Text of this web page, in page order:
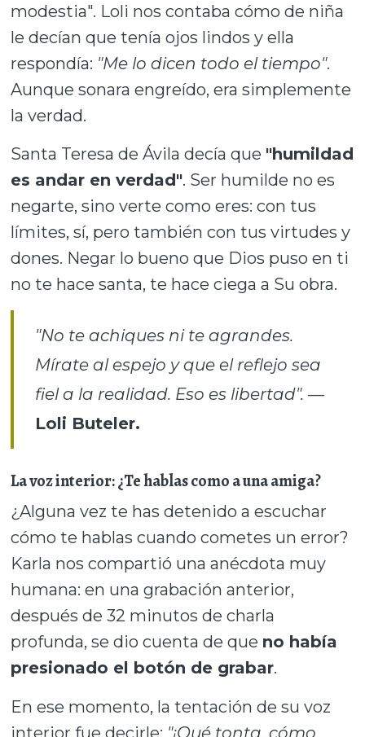
modestia". Loli nos contaba cómo de niña
le decían que tenía ojos lindos y ella
respondía: "Me lo dicen todo el tiempo".
Aunque sonara engreído, era simplemente
la verdad.
Santa Teresa de Ávila decía que "humildad
es andar en verdad". Ser humilde no es
negarte, sino verte como eres: con tus
límites, sí, pero también con tus virtudes y
dones. Negar lo bueno que Dios puso en ti
no te hace santa, te hace ciega a Su obra.
"No te achiques ni te agrandes.
Mírate al espejo y que el reflejo sea
fiel a la realidad. Eso es libertad". —
Loli Buteler.
La voz interior: ¿Te hablas como a una amiga?
¿Alguna vez te has detenido a escuchar
cómo te hablas cuando cometes un error?
Karla nos compartió una anécdota muy
humana: en una grabación anterior,
después de 32 minutos de charla
profunda, se dio cuenta de que no había
presionado el botón de grabar.
En ese momento, la tentación de su voz
interior fue decirle: "¡Qué tonta, cómo